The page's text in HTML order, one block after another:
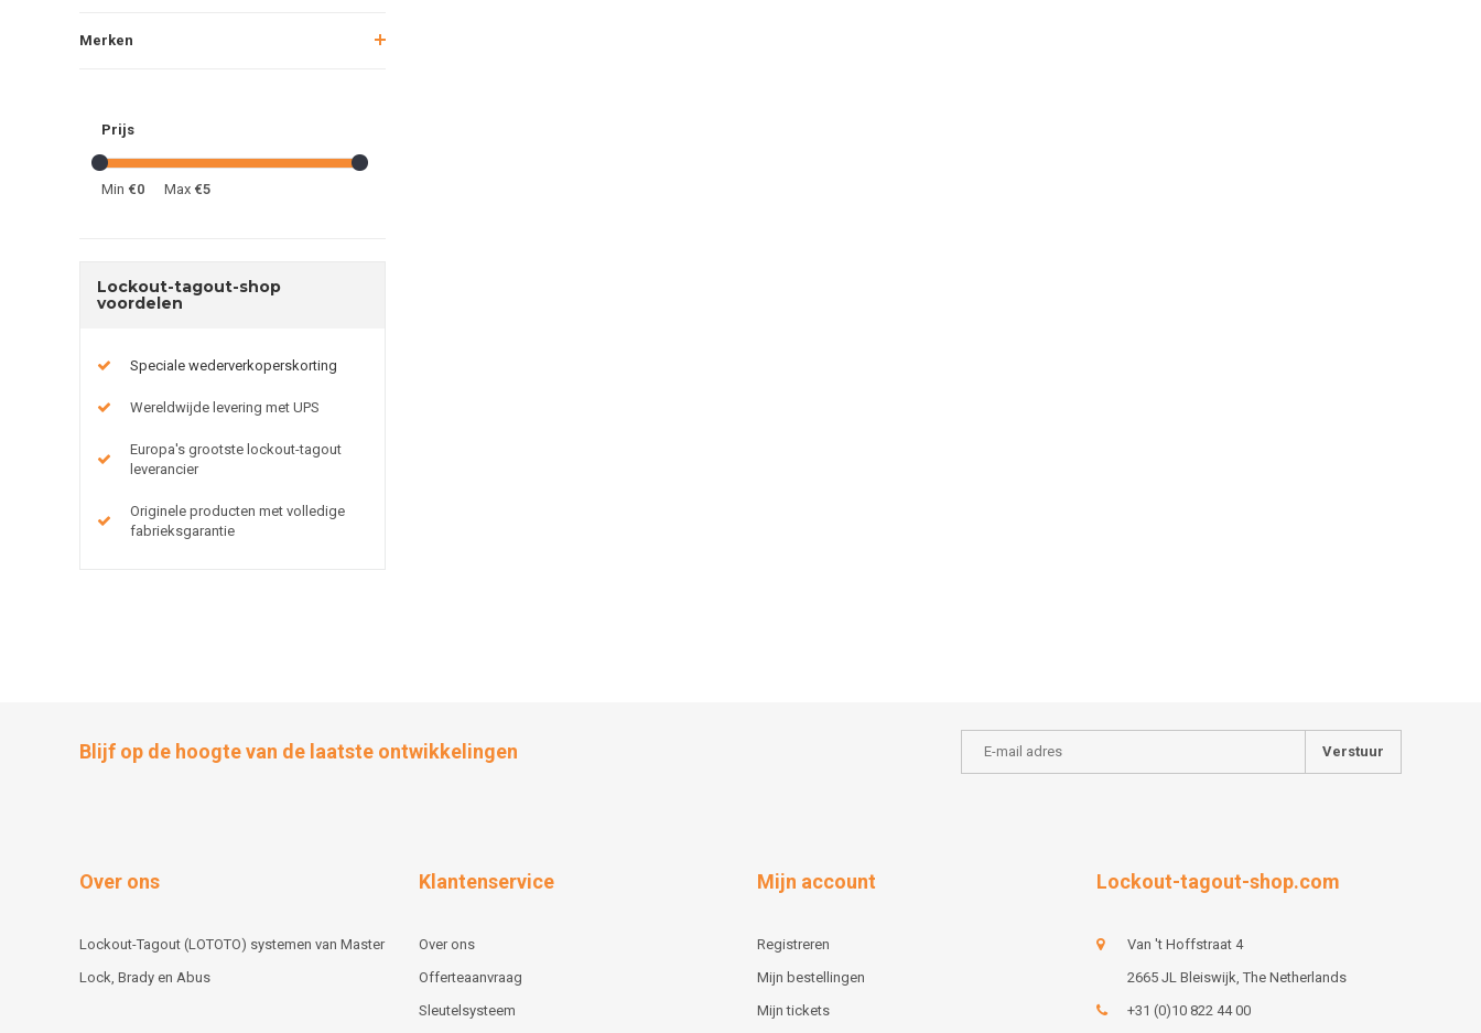
Merken
Prijs
Min €0 Max €5
Lockout-tagout-shop
voordelen
Speciale wederverkoperskorting
Wereldwijde levering met UPS
Europa's grootste lockout-tagout
leverancier
Originele producten met volledige
fabrieksgarantie
Blijf op de hoogte van de laatste ontwikkelingen Verstuur
Over ons
Lockout-Tagout (LOTOTO) systemen van Master
Lock, Brady en Abus
Klantenservice
Over ons
Offerteaanvraag
Sleutelsysteem
Mijn account
Registreren
Mijn bestellingen
Mijn tickets
Lockout-tagout-shop.com
Van 't Hoffstraat 4
2665 JL Bleiswijk, The Netherlands
+31 (0)10 822 44 00